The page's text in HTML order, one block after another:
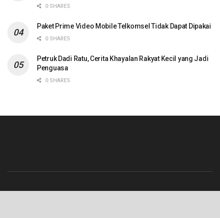
0 SHARES
Paket Prime Video Mobile Telkomsel Tidak Dapat Dipakai
0 SHARES
Petruk Dadi Ratu, Cerita Khayalan Rakyat Kecil yang Jadi
Penguasa
0 SHARES